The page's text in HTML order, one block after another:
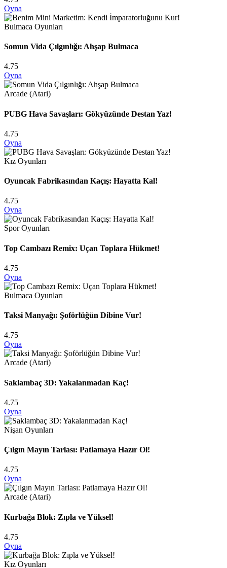
Oyna
Bulmaca Oyunları
Somun Vida Çılgınlığı: Ahşap Bulmaca
4.75
Oyna
Arcade (Atari)
PUBG Hava Savaşları: Gökyüzünde Destan Yaz!
4.75
Oyna
Kız Oyunları
Oyuncak Fabrikasından Kaçış: Hayatta Kal!
4.75
Oyna
Spor Oyunları
Top Cambazı Remix: Uçan Toplara Hükmet!
4.75
Oyna
Bulmaca Oyunları
Taksi Manyağı: Şoförlüğün Dibine Vur!
4.75
Oyna
Arcade (Atari)
Saklambaç 3D: Yakalanmadan Kaç!
4.75
Oyna
Nişan Oyunları
Çılgın Mayın Tarlası: Patlamaya Hazır Ol!
4.75
Oyna
Arcade (Atari)
Kurbağa Blok: Zıpla ve Yüksel!
4.75
Oyna
Kız Oyunları